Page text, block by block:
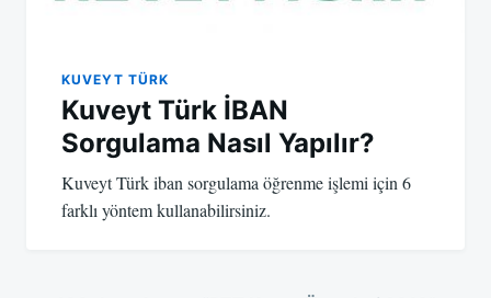
KUVEYT TÜRK
Kuveyt Türk İBAN
Sorgulama Nasıl Yapılır?
Kuveyt Türk iban sorgulama öğrenme işlemi için 6
farklı yöntem kullanabilirsiniz.